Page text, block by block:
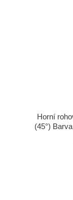
Horní
(45°)